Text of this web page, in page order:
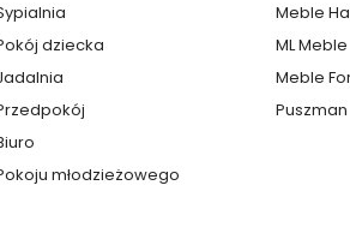
dziecka
młodzieżowego
Meble
ML Meble
Meble
Puszman